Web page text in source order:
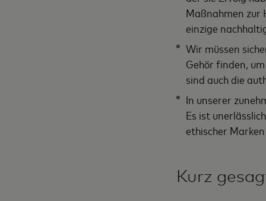
Maßnahmen zur
einzige
Wir müssen
Gehör finden,
sind auch die
In unserer
Es ist
ethischer
Kurz